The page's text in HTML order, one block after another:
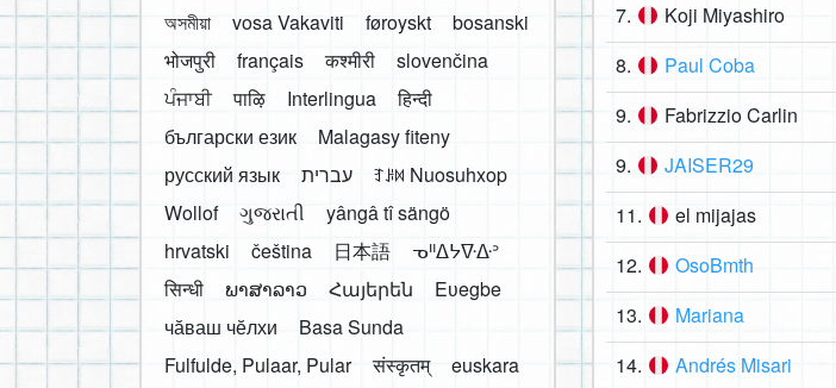
7. Koji Miyashiro
8. Paul Coba
9. Fabrizzio Carlin
9. JAISER29
11. el mijajas
12. OsoBmth
13. Mariana
14. Andrés Misari
অসমীয়া
vosa Vakaviti føroyskt
bosanski
भोजपुरी
français कश्मीरी
slovenčina
ਪੰਜਾਬੀ
पाऴि Interlingua
हिन्दी
български език
Malagasy fiteny
русский язык
עברית
ꆈꌠ꒿ Nuosuhxop
Wollof
ગુજરાતી
yângâ tî sängö
hrvatski
čeština 日本語
ᓀᐦᐃᔭᐍᐏᐣ
सिन्धी
ພາສາລາວ Հայերեն
Eʋegbe
чӑваш чӗлхи
Basa Sunda
Fulfulde, Pulaar, Pular
संस्कृतम्
euskara